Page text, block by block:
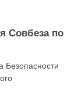
Совбеза по